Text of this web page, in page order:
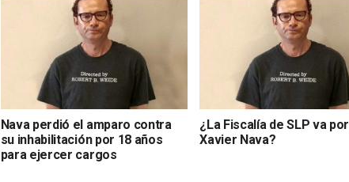
Nava perdió el amparo contra
su inhabilitación por 18 años
para ejercer cargos
¿La Fiscalía de SLP va por
Xavier Nava?